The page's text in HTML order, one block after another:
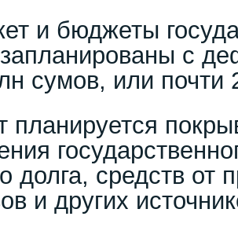
и бюджеты
с
сумов, или
долга, средств от
и других